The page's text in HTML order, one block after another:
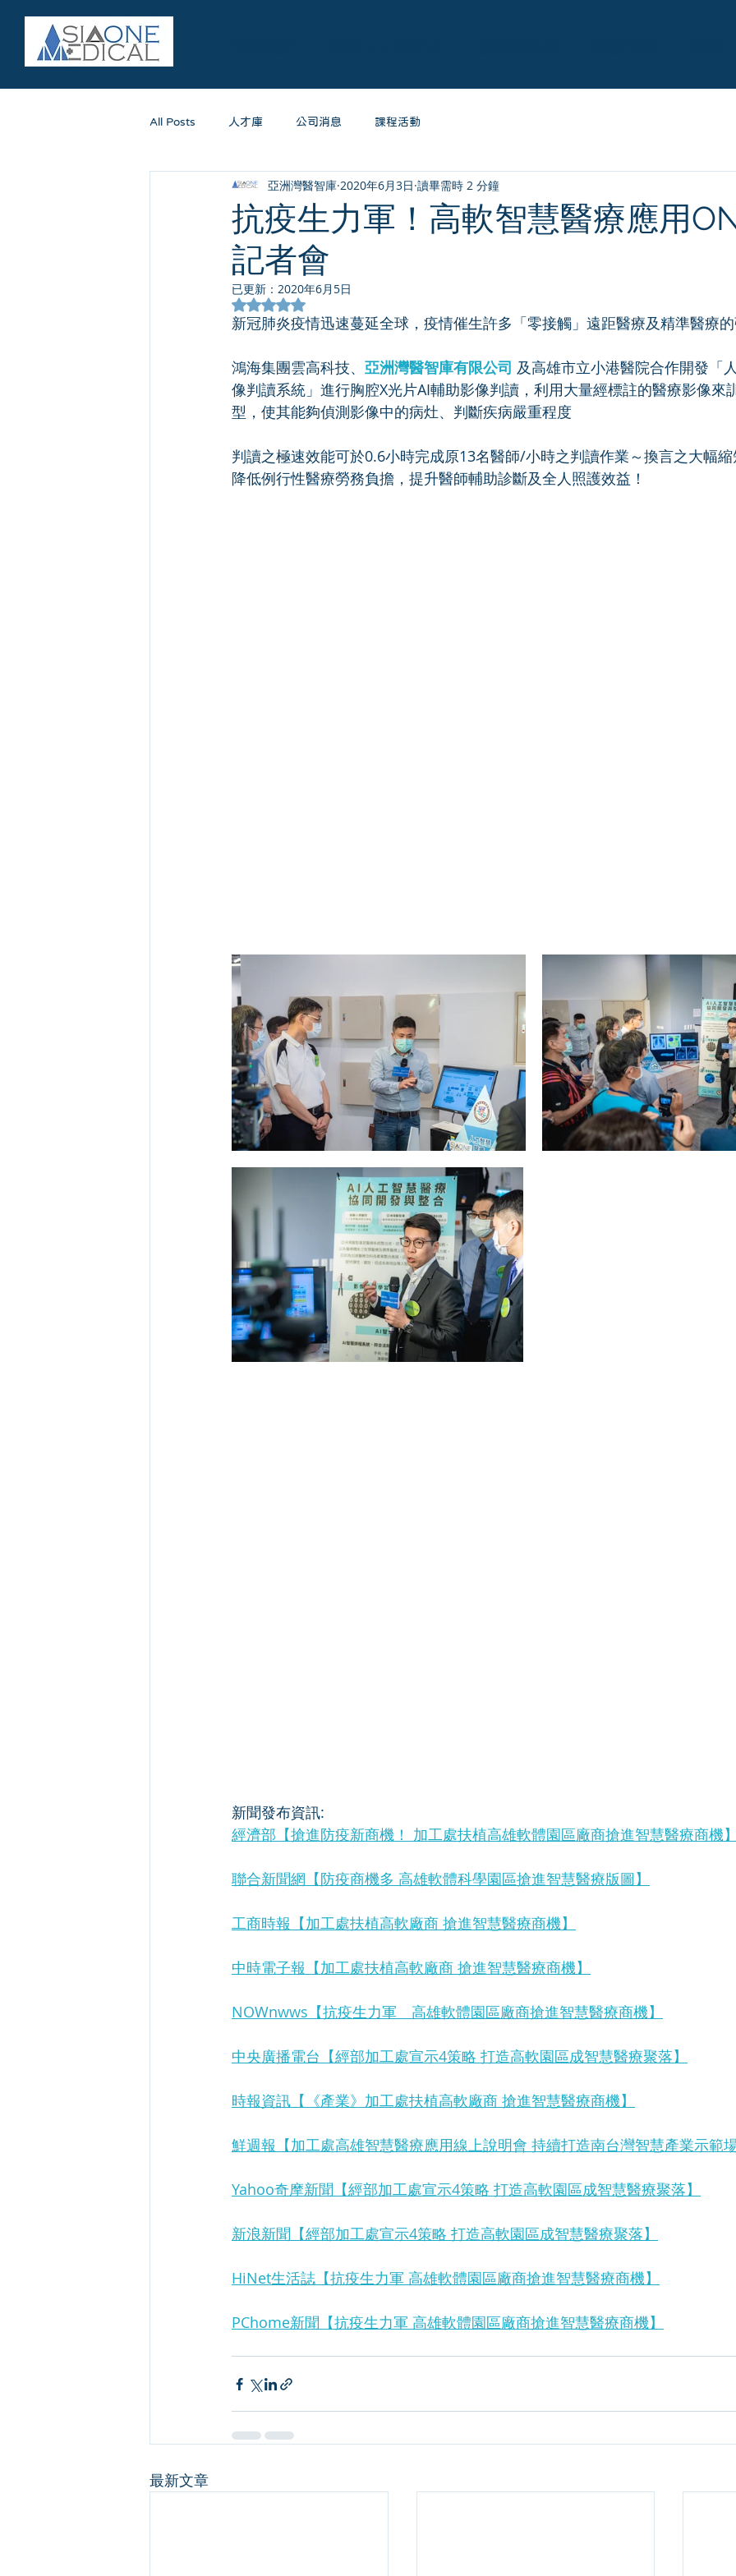
All Posts 人才庫 公司消息 課程活動
抗疫生力軍！高軟智慧醫療應用
記者會
亞洲灣醫智庫 2020年6月3日 讀畢需時 2 分鐘
已更新： 2020年6月5日
評等為 NaN（最高為 5 顆星）。
新冠肺炎疫情迅速蔓延全球，疫情催生許多「零接觸」遠距醫療及精準醫療
鴻海集團雲高科技、 亞洲灣醫智庫有限公司 及高雄市立小港醫院合作開發「
像判讀系統」進行胸腔X光片AI輔助影像判讀，利用大量經標註的醫療影像來
型，使其能夠偵測影像中的病灶、判斷疾病嚴重程度
判讀之極速效能可於0.6小時完成原13名醫師/小時之判讀作業～換言之大幅
降低例行性醫療勞務負擔，提升醫師輔助診斷及全人照護效益！
新聞發布資訊:
經濟部【搶進防疫新商機！ 加工處扶植高雄軟體園區廠商搶進智慧醫療商機
聯合新聞網【防疫商機多 高雄軟體科學園區搶進智慧醫療版圖】
工商時報【加工處扶植高軟廠商 搶進智慧醫療商機】
中時電子報【加工處扶植高軟廠商 搶進智慧醫療商機】
NOWnwws【抗疫生力軍　高雄軟體園區廠商搶進智慧醫療商機】
中央廣播電台【經部加工處宣示4策略 打造高軟園區成智慧醫療聚落】
時報資訊【《產業》加工處扶植高軟廠商 搶進智慧醫療商機】
鮮週報【加工處高雄智慧醫療應用線上說明會 持續打造南台灣智慧產業示範
Yahoo奇摩新聞【經部加工處宣示4策略 打造高軟園區成智慧醫療聚落】
新浪新聞【經部加工處宣示4策略 打造高軟園區成智慧醫療聚落】
HiNet生活誌【抗疫生力軍 高雄軟體園區廠商搶進智慧醫療商機】
PChome新聞【抗疫生力軍 高雄軟體園區廠商搶進智慧醫療商機】
最新文章